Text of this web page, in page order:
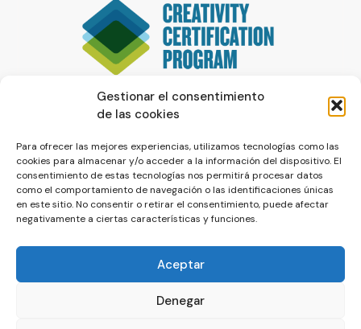
Gestionar el consentimiento
de las cookies
Para ofrecer las mejores experiencias, utilizamos tecnologías como las
cookies para almacenar y/o acceder a la información del dispositivo. El
consentimiento de estas tecnologías nos permitirá procesar datos
como el comportamiento de navegación o las identificaciones únicas
en este sitio. No consentir o retirar el consentimiento, puede afectar
negativamente a ciertas características y funciones.
Aceptar
Denegar